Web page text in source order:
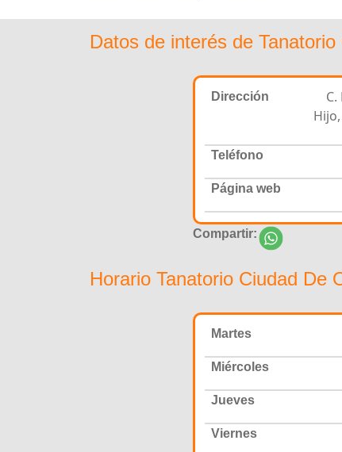
Datos de interés de
Dirección
Teléfono
Página web
Compartir:
Horario Tanatorio Ciudad De
Martes
Miércoles
Jueves
Viernes